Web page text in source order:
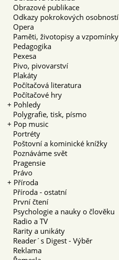
Obrazové publikace
Odkazy pokrokových osobností
Opera
Paměti, životopisy a vzpomínky
Pedagogika
Pexesa
Pivo, pivovarství
Plakáty
Počítačová literatura
Počítačové hry
+ Pohledy
Polygrafie, tisk, písmo
+ Pop music
Portréty
Poštovní a kominické knížky
Poznáváme svět
Pragensie
Právo
+ Příroda
Příroda - ostatní
První čtení
Psychologie a nauky o člověku
Radio a TV
Rarity a unikáty
Reader´s Digest - Výběr
Reklama